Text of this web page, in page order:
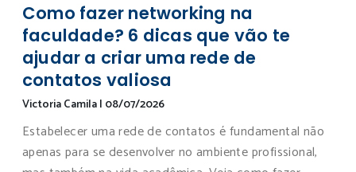
Como fazer networking na
faculdade? 6 dicas que vão te
ajudar a criar uma rede de
contatos valiosa
Victoria Camila| 08/07/2026
Estabelecer uma rede de contatos é fundamental não
apenas para se desenvolver no ambiente profissional,